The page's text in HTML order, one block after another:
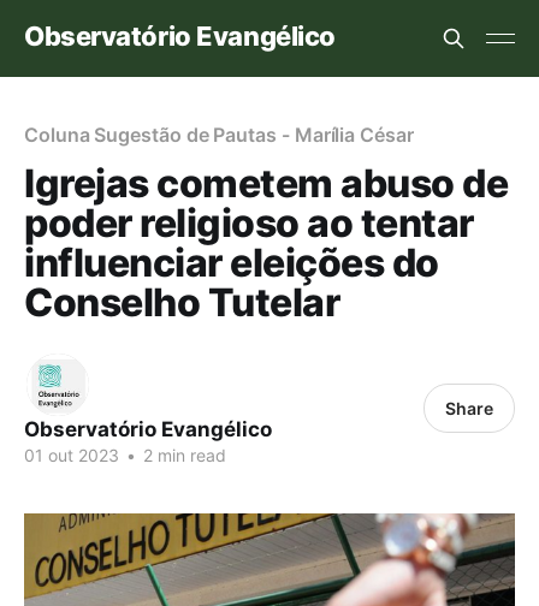
Observatório Evangélico
Coluna Sugestão de Pautas - Marília César
Igrejas cometem abuso de
poder religioso ao tentar
influenciar eleições do
Conselho Tutelar
Observatório Evangélico
01 out 2023 • 2 min read
Share